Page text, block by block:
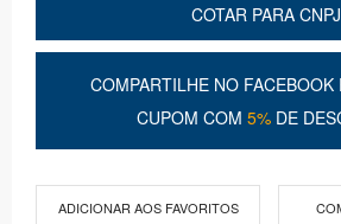
COTAR PARA CNPJ
COMPARTILHE NO FACEBOOK
CUPOM COM 5% DE
ADICIONAR AOS FAVORITOS